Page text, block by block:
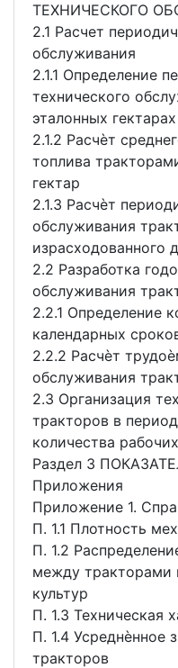
ТЕХНИЧЕСКОГО
2.1 Расчет
обслуживания
2.1.1 Определение
технического
эталонных гектарах
2.1.2 Расчѐт
топлива
гектар
2.1.3 Расчѐт
обслуживания
израсходованного
2.2 Разработка
обслуживания
2.2.1 Определение
календарных
2.2.2 Расчѐт
обслуживания
2.3 Организация
тракторов в
количества
Раздел 3
Приложения
Приложение 1.
П. 1.1 Плотность
П. 1.2
между тракторами
культур
П. 1.3 Техническая
П. 1.4 Усреднѐнное
тракторов